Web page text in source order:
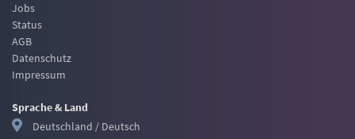
Jobs
Status
AGB
Datenschutz
Impressum
Sprache & Land
Deutschland / Deutsch